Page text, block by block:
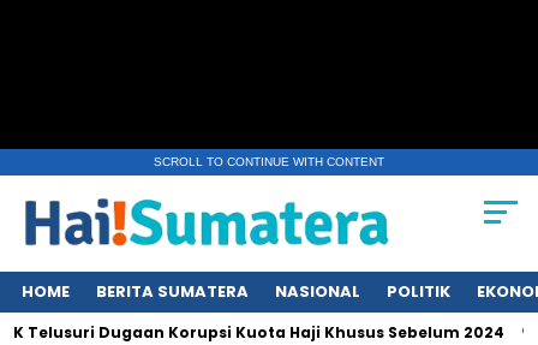
SCROLL TO CONTINUE WITH CONTENT
HOME BERITA SUMATERA NASIONAL POLITIK
Dugaan Korupsi Kuota Haji Khusus Sebelum 2024